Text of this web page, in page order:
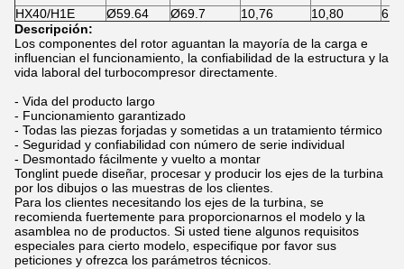
HX40/H1E
Ø59.64 Ø69.7 10,76 10,80
Descripción:
Los componentes del rotor aguantan la mayoría de la carga e
influencian el funcionamiento, la confiabilidad de la estructura y la
vida laboral del turbocompresor directamente.
- Vida del producto largo
- Funcionamiento garantizado
- Todas las piezas forjadas y sometidas a un tratamiento térmico
- Seguridad y confiabilidad con número de serie individual
- Desmontado fácilmente y vuelto a montar
Tonglint puede diseñar, procesar y producir los ejes de la turbina
por los dibujos o las muestras de los clientes.
Para los clientes necesitando los ejes de la turbina, se
recomienda fuertemente para proporcionarnos el modelo y la
asamblea no de productos. Si usted tiene algunos requisitos
especiales para cierto modelo, especifique por favor sus
peticiones y ofrezca los parámetros técnicos.